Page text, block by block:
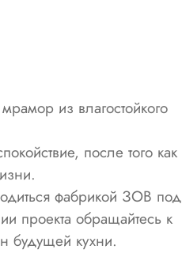
из влагостойкого
после того как
фабрикой ЗОВ под
проекта обращайтесь к
будущей кухни.